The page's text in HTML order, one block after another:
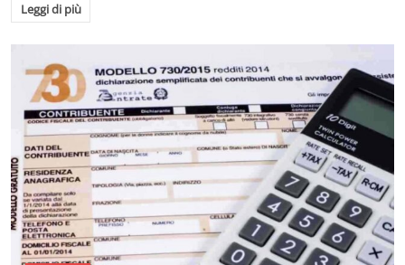
Leggi di più